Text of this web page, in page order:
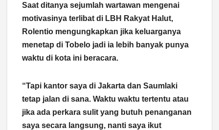
Saat ditanya sejumlah wartawan mengenai
motivasinya terlibat di LBH Rakyat Halut,
Rolentio mengungkapkan jika keluarganya
menetap di Tobelo jadi ia lebih banyak punya
waktu di kota ini beracara.
“Tapi kantor saya di Jakarta dan Saumlaki
tetap jalan di sana. Waktu waktu tertentu atau
jika ada perkara sulit yang butuh penanganan
saya secara langsung, nanti saya ikut